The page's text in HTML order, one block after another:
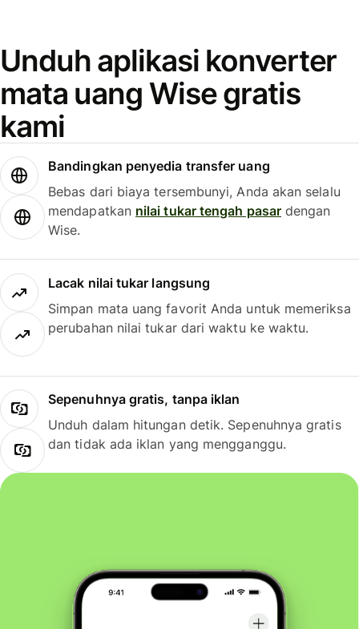
Unduh aplikasi konverter
mata uang Wise gratis
kami
Bandingkan penyedia transfer uang
Bebas dari biaya tersembunyi, Anda akan selalu
mendapatkan nilai tukar tengah pasardengan
Wise.
Lacak nilai tukar langsung
Simpan mata uang favorit Anda untuk memeriksa
perubahan nilai tukar dari waktu ke waktu.
Sepenuhnya gratis, tanpa iklan
Unduh dalam hitungan detik. Sepenuhnya gratis
dan tidak ada iklan yang mengganggu.